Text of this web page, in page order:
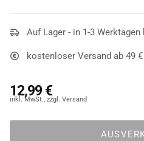
Beigegehalten. Letzteres ist für
Die
Indianer Umhängetasche
zur Taille!
Auf Lager - in 1-3 Werktagen
kostenloser Versand ab 49
12,99 €